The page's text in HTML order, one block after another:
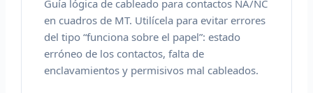
Guía lógica de cableado para contactos NA/NC
en cuadros de MT. Utilícela para evitar errores
del tipo “funciona sobre el papel”: estado
erróneo de los contactos, falta de
enclavamientos y permisivos mal cableados.